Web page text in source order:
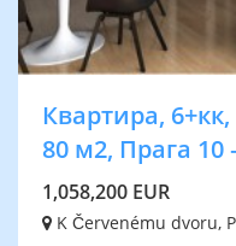
Квартира,
80 м2, Прага
1,058,200 EUR
K Červenému dvoru,